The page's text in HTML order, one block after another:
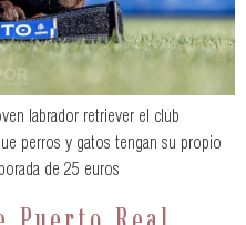
labrador retriever el club
perros y gatos tengan su propio
de 25 euros